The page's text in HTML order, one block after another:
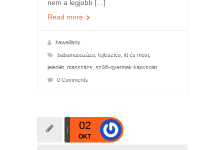
nem a legjobb […]
Read more
hawaiilany
babamasszázs fejlesztés itt és most,
jelenlét, masszázs szülő-gyermek kapcsolat
0 Comments
02
OKT